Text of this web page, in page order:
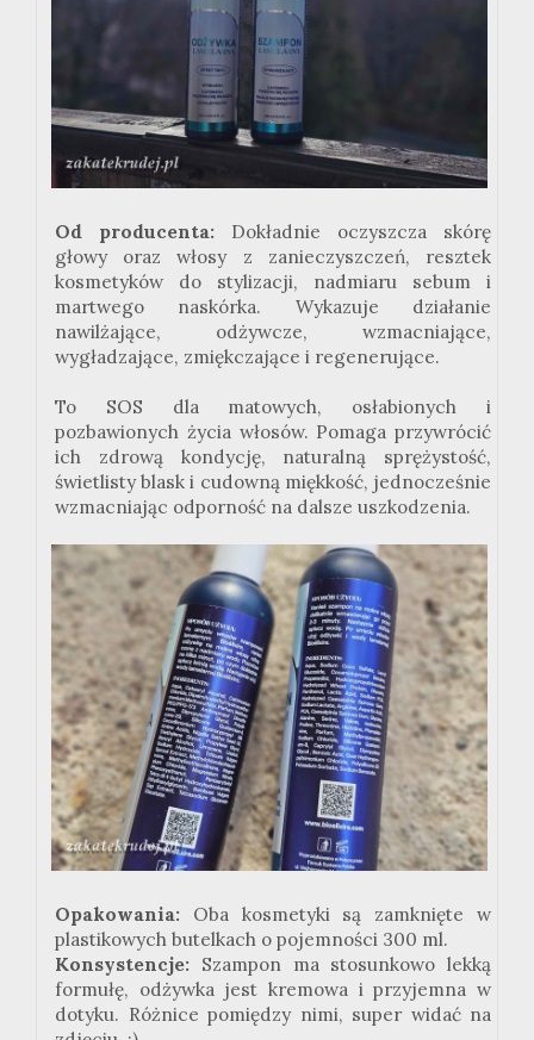
Od producenta: Dokładnie oczyszcza skórę
głowy oraz włosy z zanieczyszczeń, resztek
kosmetyków do stylizacji, nadmiaru sebum i
martwego naskórka. Wykazuje działanie
nawilżające, odżywcze, wzmacniające,
wygładzające, zmiękczające i regenerujące.
To SOS dla matowych, osłabionych i
pozbawionych życia włosów. Pomaga przywrócić
ich zdrową kondycję, naturalną sprężystość,
świetlisty blask i cudowną miękkość, jednocześnie
wzmacniając odporność na dalsze uszkodzenia.
Opakowania: Oba kosmetyki są zamknięte w
plastikowych butelkach o pojemności 300 ml.
Konsystencje: Szampon ma stosunkowo lekką
formułę, odżywka jest kremowa i przyjemna w
dotyku. Różnice pomiędzy nimi, super widać na